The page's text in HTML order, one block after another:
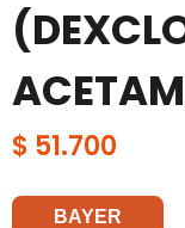
$ 51.700
BAYER